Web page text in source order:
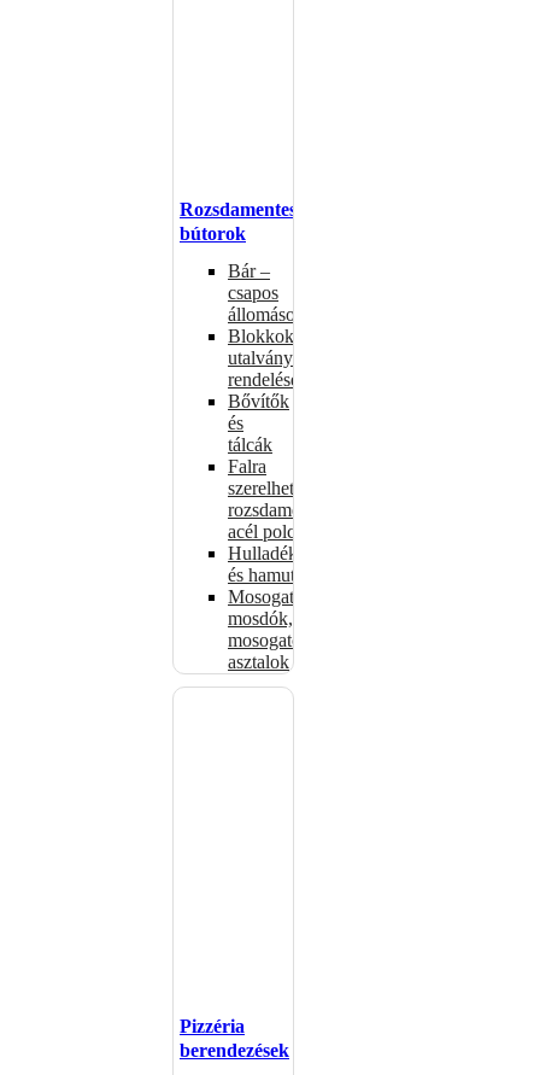
Rozsdamentes
bútorok
Bár –
csapos
állomások
Blokkok
utalványokhoz,
rendelésekhez
Bővítők
és
tálcák
Falra
szerelhető
rozsdamentes
acél polcok
Hulladékkosarak
és hamutartók
Mosogatók,
mosdók,
mosogató
asztalok
Pizzéria
berendezések